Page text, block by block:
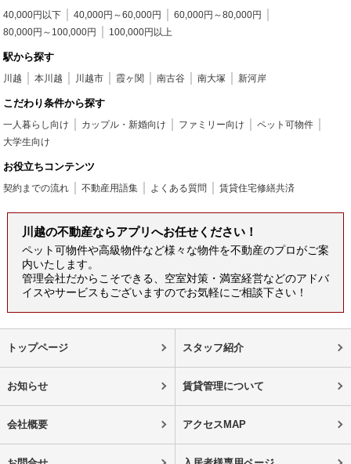
40,000円以下 40,000円～60,000円
60,000円～80,000円
80,000円～100,000円
100,000円以上
駅から探す
川越 本川越 川越市 霞ヶ関 南古谷 南大塚 新河岸
こだわり条件から探す
一人暮らし向け カップル・新婚向け ファミリー向け
ペット可物件
大学生向け
お役立ちコンテンツ
契約までの流れ 不動産用語集 よくある質問 賃貸住宅修繕共済
川越の不動産ならアプリへお任せください！
ペット可物件や高級物件など様々な物件を不動産のプロがご案
内いたします。
管理会社だからこそできる、空室対策・満室経営などのアドバ
イスやサービスもございますのでお気軽にご相談下さい！
トップページ スタッフ紹介
お知らせ 賃貸管理について
会社概要 アクセスMAP